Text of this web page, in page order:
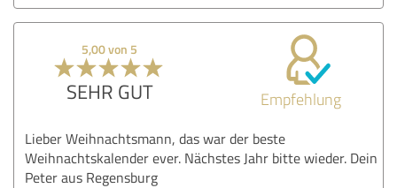
5,00 von 5
SEHR GUT Empfehlung
Lieber Weihnachtsmann, das war der beste
Weihnachtskalender ever. Nächstes Jahr bitte wieder. Dein
Peter aus Regensburg